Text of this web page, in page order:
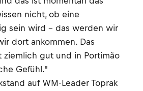
nicht, ob eine
sein wird – das werden wir
dort ankommen. Das
ziemlich gut und in Portimão
Gefühl."
auf WM-Leader Toprak